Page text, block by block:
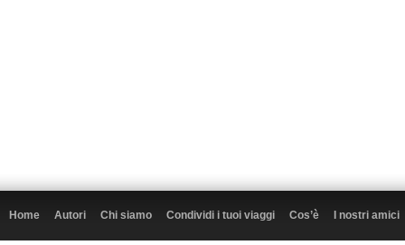
Home Autori Chi siamo Condividi i tuoi viaggi Cos’è I nostri amici